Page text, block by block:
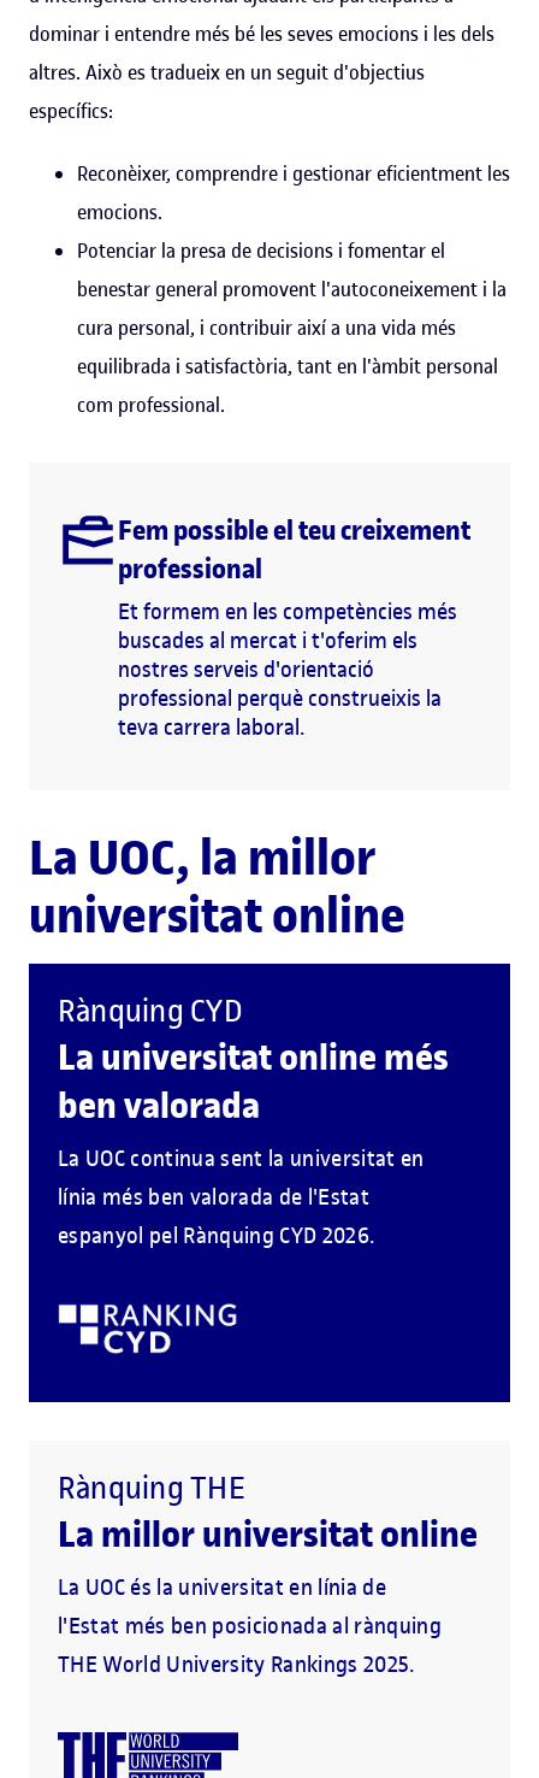
dominar i entendre més bé les seves emocions i les dels
altres. Això es tradueix en un seguit d'objectius
específics:
Reconèixer, comprendre i gestionar eficientment les
emocions.
Potenciar la presa de decisions i fomentar el
benestar general promovent l'autoconeixement i la
cura personal, i contribuir així a una vida més
equilibrada i satisfactòria, tant en l'àmbit personal
com professional.
Fem possible el teu creixement
professional
Et formem en les competències més
buscades al mercat i t'oferim els
nostres serveis d'orientació
professional perquè construeixis la
teva carrera laboral.
La UOC, la millor
universitat online
Rànquing CYD
La universitat online més
ben valorada
La UOC continua sent la universitat en
línia més ben valorada de l'Estat
espanyol pel Rànquing CYD 2026.
Rànquing THE
La millor universitat online
La UOC és la universitat en línia de
l'Estat més ben posicionada al rànquing
THE World University Rankings 2025.